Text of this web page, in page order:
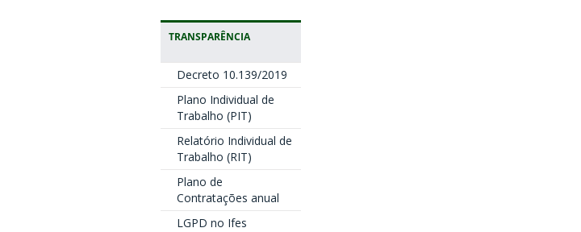
TRANSPARÊNCIA
Decreto 10.139/2019
Plano Individual de
Trabalho (PIT)
Relatório Individual de
Trabalho (RIT)
Plano de
Contratações anual
LGPD no Ifes